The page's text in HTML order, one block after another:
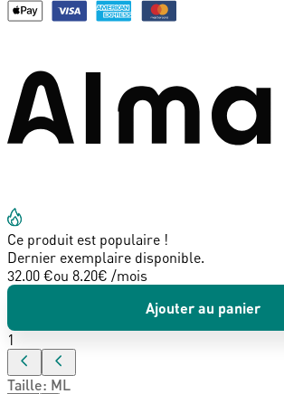
Ce produit est populaire !
Dernier exemplaire disponible.
32.00 €ou 8.20€ /mois
Ajouter au panier
1
Taille: ML